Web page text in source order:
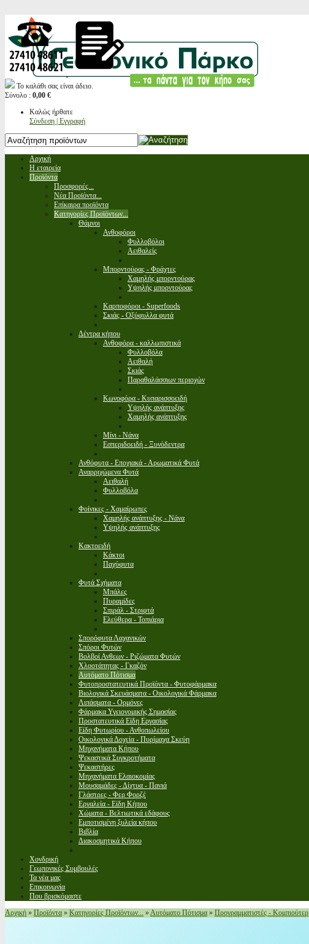
Το καλάθι σας είναι άδειο.
Σύνολο : 0,00 €
Καλώς ήρθατε
Σύνδεση | Εγγραφή
Αρχική
Η εταιρεία
Προϊόντα
Προσφορές...
Νέα Προϊόντα...
Επίκαιρα προϊόντα
Κατηγορίες Προϊόντων...
Θάμνοι
Ανθοφόροι
Φυλλοβόλοι
Αειθαλείς
Μπορντούρας - Φράχτες
Χαμηλής μπορντούρας
Υψηλής μπορντούρας
Καρποφόροι - Superfoods
Σκιάς - Οξύφυλλα φυτά
Δέντρα κήπου
Ανθοφόρα - καλλωπιστικά
Φυλλοβόλα
Αειθαλή
Σκιάς
Παραθαλάσσιων περιοχών
Κωνοφόρα - Κυπαρισσοειδή
Υψηλής ανάπτυξης
Χαμηλής ανάπτυξης
Μίνι - Νάνα
Εσπεριδοειδή - Ξυνόδεντρα
Ανθόφυτα - Εποχιακά - Αρωματικά Φυτά
Αναρριχώμενα Φυτά
Αειθαλή
Φυλλοβόλα
Φοίνικες - Χαμαίρωπες
Χαμηλής ανάπτυξης - Νάνα
Υψηλής ανάπτυξης
Κακτοειδή
Κάκτοι
Παχύφυτα
Φυτά Σχήματα
Μπάλες
Πυραμίδες
Σπιράλ - Στριφτά
Ελεύθερα - Τοπιάρια
Σπορόφυτα Λαχανικών
Σπόροι Φυτών
Βολβοί Ανθεων - Ριζώματα Φυτών
Χλοοτάπητας - Γκαζόν
Αυτόματο Πότισμα
Φυτοπροστατευτικά Προϊόντα - Φυτοφάρμακα
Βιολογικά Σκευάσματα - Οικολογικά Φάρμακα
Λιπάσματα - Ορμόνες
Φάρμακα Υγειονομικής Σημασίας
Προστατευτικά Είδη Εργασίας
Είδη Φυτωρίου - Ανθοπωλείου
Οικολογικά Δοχεία - Πυρίμαχα Σκεύη
Μηχανήματα Κήπου
Ψεκαστικά Συγκροτήματα
Ψεκαστήρες
Μηχανήματα Ελαιοκομίας
Μουσαμάδες - Δίχτυα - Πανιά
Γλάστρες - Φερ Φορζέ
Εργαλεία - Είδη Κήπου
Χώματα - Βελτιωτικά εδάφους
Εμποτισμένη ξυλεία κήπου
Βιβλία
Διακοσμητικά Κήπου
Χονδρική
Γεωπονικές Συμβουλές
Τα νέα μας
Επικοινωνία
Που βρισκόμαστε
Αρχική » Προϊόντα » Κατηγορίες Προϊόντων... »Αυτόματο Πότισμα » Προγραμματιστές - Κομπιούτερ